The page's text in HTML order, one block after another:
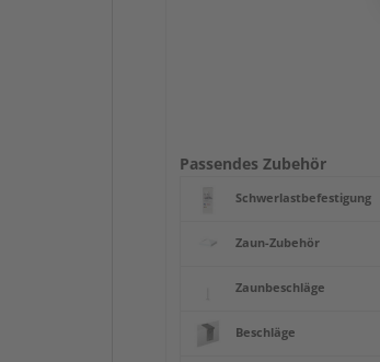
Passendes Zubehör
Schwerlastbefestigung
Zaun-Zubehör
Zaunbeschläge
Beschläge